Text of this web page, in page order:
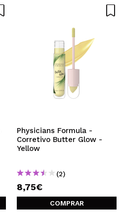
Physicians Formula -
Corretivo Butter Glow -
Yellow
(2)
8,75€
COMPRAR